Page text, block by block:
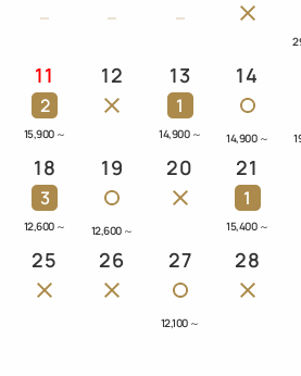
11
2
15,900 ～
12 13
1
14,900 ～
14
14,900 ～
18
3
12,600 ～
19
12,600 ～
20 21
1
15,400 ～
25 26 27
12,100 ～
28